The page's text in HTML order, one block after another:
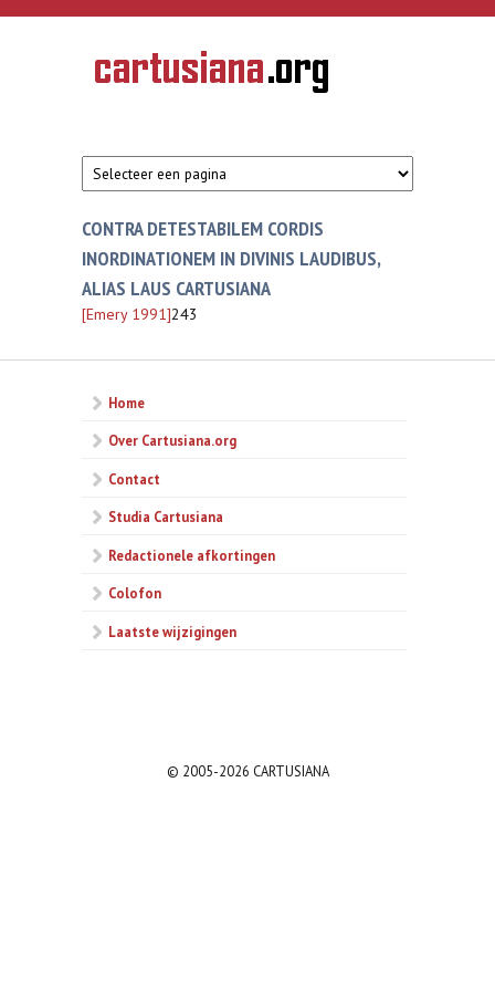
Overslaan en naar de inhoud gaan
CARTUSIANA
Geschiedenis
van de
CONTRA DETESTABILEM CORDIS
INORDINATIONEM IN DIVINIS LAUDIBUS,
ALIAS LAUS CARTUSIANA
[Emery 1991]243
Home
Over Cartusiana.org
Contact
Studia Cartusiana
Redactionele afkortingen
Colofon
Laatste wijzigingen
© 2005-2026 CARTUSIANA